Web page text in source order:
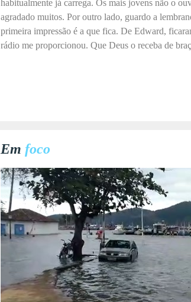
habitualmente já carrega. Os mais jovens não o
agradado muitos. Por outro lado, guardo a
primeira impressão é a que fica. De Edward,
rádio me proporcionou. Que Deus o receba de
Em foco